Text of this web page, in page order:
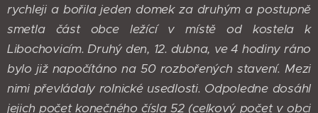
rychleji a bořila jeden domek za druhým a postupně
smetla část obce ležící v místě od kostela k
Libochovicím. Druhý den, 12. dubna, ve 4 hodiny ráno
bylo již napočítáno na 50 rozbořených stavení. Mezi
nimi převládaly rolnické usedlosti. Odpoledne dosáhl
jejich počet konečného čísla 52 (celkový počet v obci